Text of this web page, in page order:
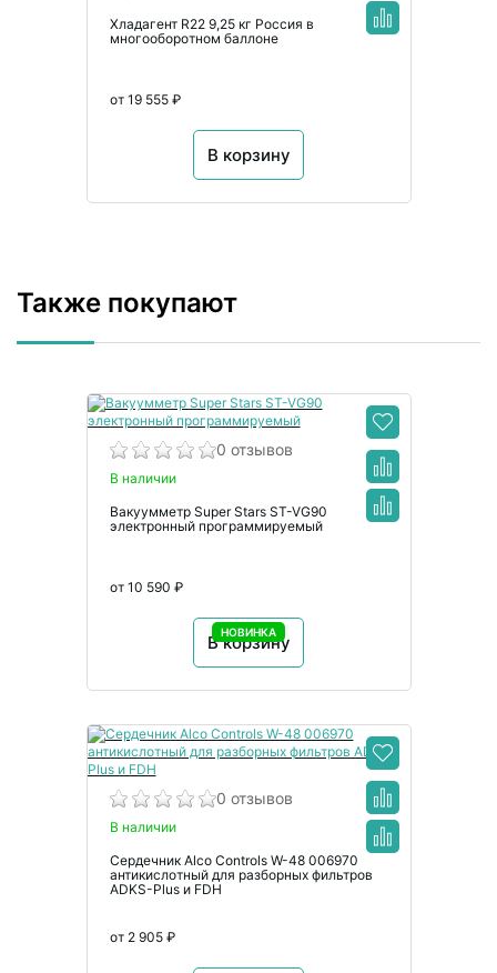
Хладагент R22 9,25 кг Россия в
многооборотном баллоне
от 19 555 ₽
В корзину
Также покупают
0 отзывов
В наличии
Вакуумметр Super Stars ST-VG90
электронный программируемый
от 10 590 ₽
В корзину
НОВИНКА
0 отзывов
В наличии
Сердечник Alco Controls W-48 006970
антикислотный для разборных фильтров
ADKS-Plus и FDH
от 2 905 ₽